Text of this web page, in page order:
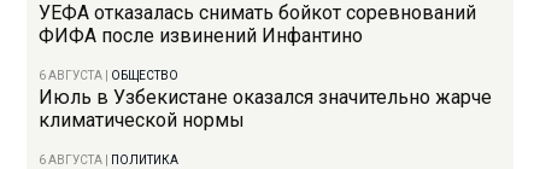
УЕФА отказалась снимать бойкот соревнований
ФИФА после извинений Инфантино
6 АВГУСТА ОБЩЕСТВО
Июль в Узбекистане оказался значительно жарче
климатической нормы
6 АВГУСТА ПОЛИТИКА